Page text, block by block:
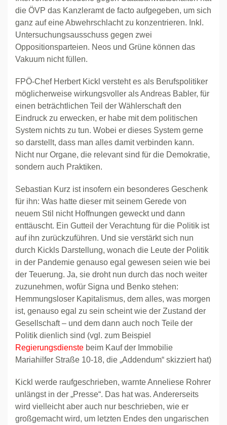
die ÖVP das Kanzleramt de facto aufgegeben, um sich
ganz auf eine Abwehrschlacht zu konzentrieren. Inkl.
Untersuchungsausschuss gegen zwei
Oppositionsparteien. Neos und Grüne können das
Vakuum nicht füllen.
FPÖ-Chef Herbert Kickl versteht es als Berufspolitiker
möglicherweise wirkungsvoller als Andreas Babler, für
einen beträchtlichen Teil der Wählerschaft den
Eindruck zu erwecken, er habe mit dem politischen
System nichts zu tun. Wobei er dieses System gerne
so darstellt, dass man alles damit verbinden kann.
Nicht nur Organe, die relevant sind für die Demokratie,
sondern auch Praktiken.
Sebastian Kurz ist insofern ein besonderes Geschenk
für ihn: Was hatte dieser mit seinem Gerede von
neuem Stil nicht Hoffnungen geweckt und dann
enttäuscht. Ein Gutteil der Verachtung für die Politik ist
auf ihn zurückzuführen. Und sie verstärkt sich nun
durch Kickls Darstellung, wonach die Leute der Politik
in der Pandemie genauso egal gewesen seien wie bei
der Teuerung. Ja, sie droht nun durch das noch weiter
zuzunehmen, wofür Signa und Benko stehen:
Hemmungsloser Kapitalismus, dem alles, was morgen
ist, genauso egal zu sein scheint wie der Zustand der
Gesellschaft – und dem dann auch noch Teile der
Politik dienlich sind (vgl. zum Beispiel
Regierungsdienste beim Kauf der Immobilie
Mariahilfer Straße 10-18, die „Addendum“ skizziert hat)
Kickl werde raufgeschrieben, warnte Anneliese Rohrer
unlängst in der „Presse“. Das hat was. Andererseits
wird vielleicht aber auch nur beschrieben, wie er
großgemacht wird, um letzten Endes den ungarischen